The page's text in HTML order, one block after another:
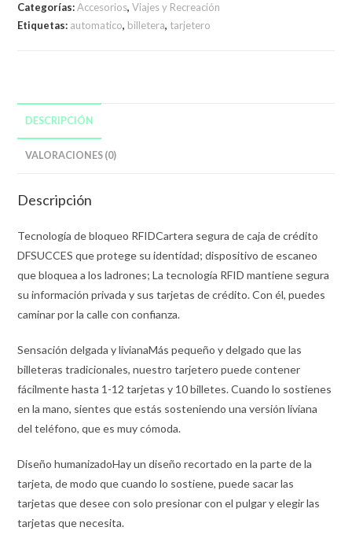
Tarjetero
Categorías:Accesorios,Viajes y Recreación
Etiquetas: automatico, billetera, tarjetero
DESCRIPCIÓN
VALORACIONES (0)
Descripción
Tecnología de bloqueo RFIDCartera segura de caja de crédito
DFSUCCES que protege su identidad; dispositivo de escaneo
que bloquea a los ladrones; La tecnología RFID mantiene segura
su información privada y sus tarjetas de crédito. Con él, puedes
caminar por la calle con confianza.
Sensación delgada y livianaMás pequeño y delgado que las
billeteras tradicionales, nuestro tarjetero puede contener
fácilmente hasta 1-12 tarjetas y 10 billetes. Cuando lo sostienes
en la mano, sientes que estás sosteniendo una versión liviana
del teléfono, que es muy cómoda.
Diseño humanizadoHay un diseño recortado en la parte de la
tarjeta, de modo que cuando lo sostiene, puede sacar las
tarjetas que desee con solo presionar con el pulgar y elegir las
tarjetas que necesita.